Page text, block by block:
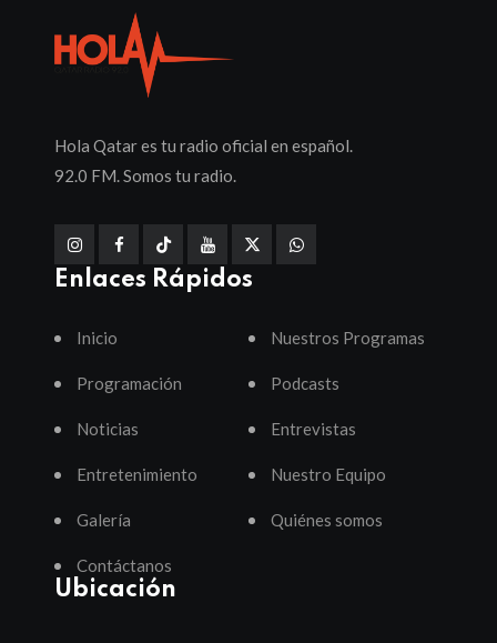
Hola Qatar es tu radio oficial en español.
92.0 FM. Somos tu radio.
Enlaces Rápidos
Inicio Nuestros Programas
Programación Podcasts
Noticias Entrevistas
Entretenimiento Nuestro Equipo
Galería Quiénes somos
Contáctanos
Ubicación